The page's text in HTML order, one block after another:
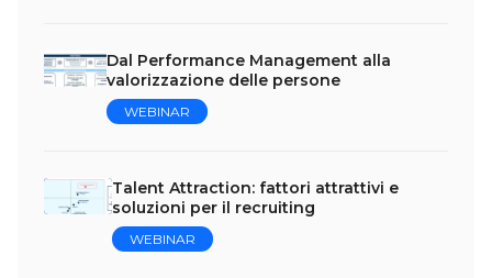
Dal Performance Management alla
valorizzazione delle persone
WEBINAR
Talent Attraction: fattori attrattivi e
soluzioni per il recruiting
WEBINAR